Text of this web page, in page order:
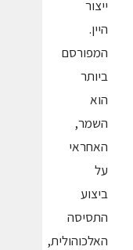
ייצור
היין.
המפורסם
ביותר
הוא
השמר,
האחראי
על
ביצוע
התסיסה
האלכוהולית,